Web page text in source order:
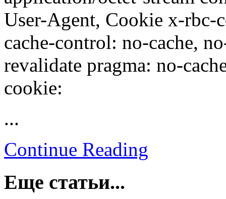
User-Agent, Cookie x-rbc-
cache-control: no-cache,
revalidate pragma: no-
cookie:
...
Continue Reading
Еще статьи...